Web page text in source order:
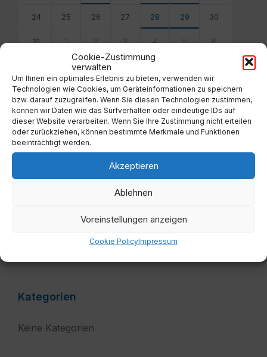
Cookie-Zustimmung
verwalten
Um Ihnen ein optimales Erlebnis zu bieten, verwenden wir
Technologien wie Cookies, um Geräteinformationen zu speichern
bzw. darauf zuzugreifen. Wenn Sie diesen Technologien zustimmen,
können wir Daten wie das Surfverhalten oder eindeutige IDs auf
dieser Website verarbeiten. Wenn Sie Ihre Zustimmung nicht erteilen
oder zurückziehen, können bestimmte Merkmale und Funktionen
beeinträchtigt werden.
Akzeptieren
Ablehnen
Voreinstellungen anzeigen
Cookie PolicyImpressum
24 25 26 27 28 29 30
31 1 2 3 4 5 6
calendar
days
Filter
Filter
Kategorien
Keine Kategorien